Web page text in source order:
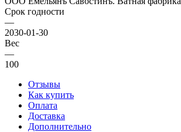
Срок годности
—
2030-01-30
Вес
—
100
Отзывы
Как купить
Оплата
Доставка
Дополнительно